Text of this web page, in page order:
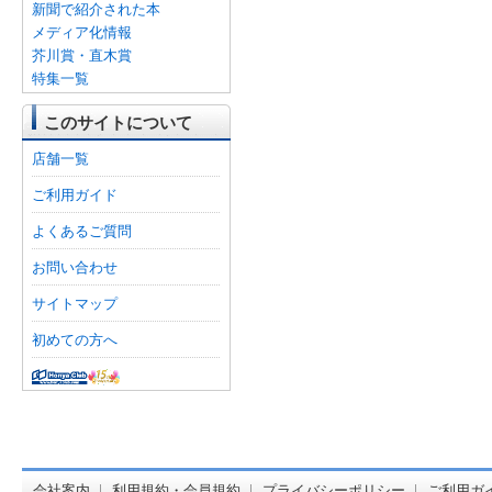
新聞で紹介された本
メディア化情報
芥川賞・直木賞
特集一覧
このサイトについて
店舗一覧
ご利用ガイド
よくあるご質問
お問い合わせ
サイトマップ
初めての方へ